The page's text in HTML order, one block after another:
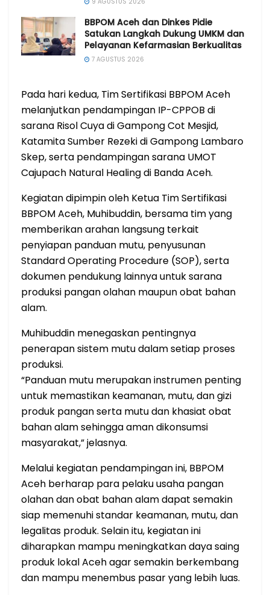
BBPOM Aceh dan Dinkes Pidie
Satukan Langkah Dukung UMKM dan
Pelayanan Kefarmasian Berkualitas
7 AGUSTUS 2026
Pada hari kedua, Tim Sertifikasi BBPOM Aceh
melanjutkan pendampingan IP-CPPOB di
sarana Risol Cuya di Gampong Cot Mesjid,
Katamita Sumber Rezeki di Gampong Lambaro
Skep, serta pendampingan sarana UMOT
Cajupach Natural Healing di Banda Aceh.
Kegiatan dipimpin oleh Ketua Tim Sertifikasi
BBPOM Aceh, Muhibuddin, bersama tim yang
memberikan arahan langsung terkait
penyiapan panduan mutu, penyusunan
Standard Operating Procedure (SOP), serta
dokumen pendukung lainnya untuk sarana
produksi pangan olahan maupun obat bahan
alam.
Muhibuddin menegaskan pentingnya
penerapan sistem mutu dalam setiap proses
produksi.
“Panduan mutu merupakan instrumen penting
untuk memastikan keamanan, mutu, dan gizi
produk pangan serta mutu dan khasiat obat
bahan alam sehingga aman dikonsumsi
masyarakat,” jelasnya.
Melalui kegiatan pendampingan ini, BBPOM
Aceh berharap para pelaku usaha pangan
olahan dan obat bahan alam dapat semakin
siap memenuhi standar keamanan, mutu, dan
legalitas produk. Selain itu, kegiatan ini
diharapkan mampu meningkatkan daya saing
produk lokal Aceh agar semakin berkembang
dan mampu menembus pasar yang lebih luas.